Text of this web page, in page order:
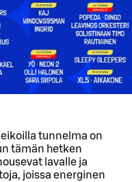
tunnelma on
tämän hetken
lavalle ja
joissa energinen